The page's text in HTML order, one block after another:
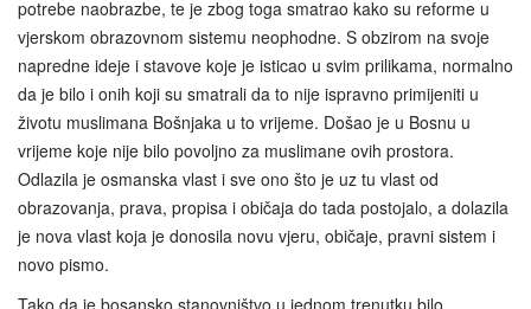
potrebe naobrazbe, te je zbog toga smatrao kako su reforme u
vjerskom obrazovnom sistemu neophodne. S obzirom na svoje
napredne ideje i stavove koje je isticao u svim prilikama, normalno
da je bilo i onih koji su smatrali da to nije ispravno primijeniti u
životu muslimana Bošnjaka u to vrijeme. Došao je u Bosnu u
vrijeme koje nije bilo povoljno za muslimane ovih prostora.
Odlazila je osmanska vlast i sve ono što je uz tu vlast od
obrazovanja, prava, propisa i običaja do tada postojalo, a dolazila
je nova vlast koja je donosila novu vjeru, običaje, pravni sistem i
novo pismo.
Tako da je bosansko stanovništvo u jednom trenutku bilo